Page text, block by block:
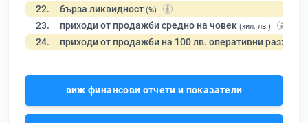
22. бърза ликвидност (%)
23. приходи от продажби средно на човек (хил. лв.)
24. приходи от продажби на 100 лв. оперативни разходи
виж финансови отчети и показатели